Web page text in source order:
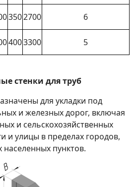
3502700
6
4003300 5
стенки для труб
для укладки под
и железных дорог, включая
и сельскохозяйственных
и улицы в пределах городов,
населенных пунктов.